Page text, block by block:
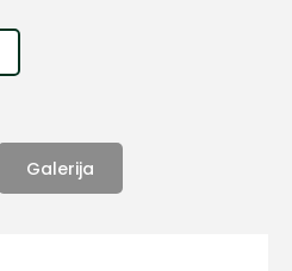
Galerija
iespējas
ātrāk